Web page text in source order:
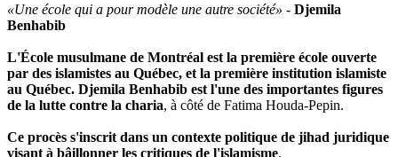
«Une école qui a pour modèle une autre société» - Djemila
Benhabib
L'École musulmane de Montréal est la première école ouverte
par des islamistes au Québec, et la première institution islamiste
au Québec. Djemila Benhabib est l'une des importantes figures
de la lutte contre la charia, à côté de Fatima Houda-Pepin.
Ce procès s'inscrit dans un contexte politique de jihad juridique
visant à bâillonner les critiques de l'islamisme.